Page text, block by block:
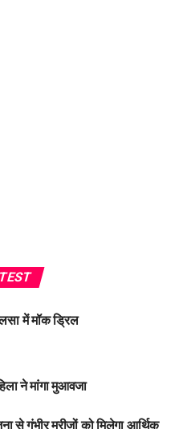
में मॉक ड्रिल
ने मांगा मुआवजा
से गंभीर मरीजों को मिलेगा आर्थिक